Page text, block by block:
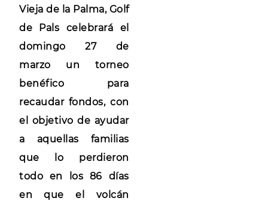
Vieja de la Palma, Golf
de Pals celebrará el
domingo 27 de
marzo un torneo
benéfico para
recaudar fondos, con
el objetivo de ayudar
a aquellas familias
que lo perdieron
todo en los 86 días
en que el volcán